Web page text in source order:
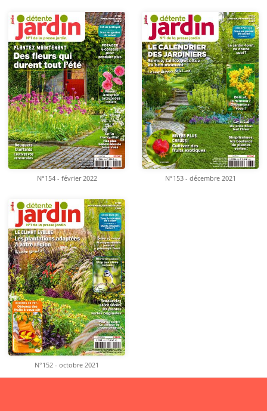
N°154 - février 2022 N°153 - décembre 2021
N°152 - octobre 2021